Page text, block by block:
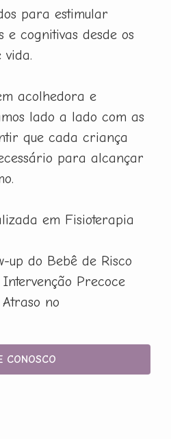
para estimular
e cognitivas desde os
vida.
acolhedora e
lado a lado com as
que cada criança
para alcançar
em Fisioterapia
up do Bebê de Risco
Precoce
no
CONOSCO